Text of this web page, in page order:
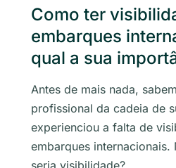
Como ter
embarques
qual a sua
Antes de mais nada,
profissional da cadeia de
experienciou a falta de
embarques internacionais.
seria visibilidade?